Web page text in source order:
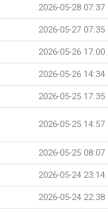
2026-05-28 07:37
2026-05-27 07:35
2026-05-26 17:00
2026-05-26 14:34
2026-05-25 17:35
2026-05-25 14:57
2026-05-25 08:07
2026-05-24 23:14
2026-05-24 22:38